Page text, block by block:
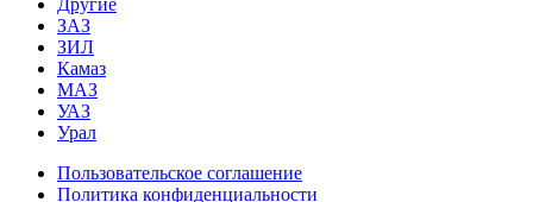
ЗАЗ
ЗИЛ
Камаз
МАЗ
УАЗ
Урал
Пользовательское соглашение
Политика конфиденциальности